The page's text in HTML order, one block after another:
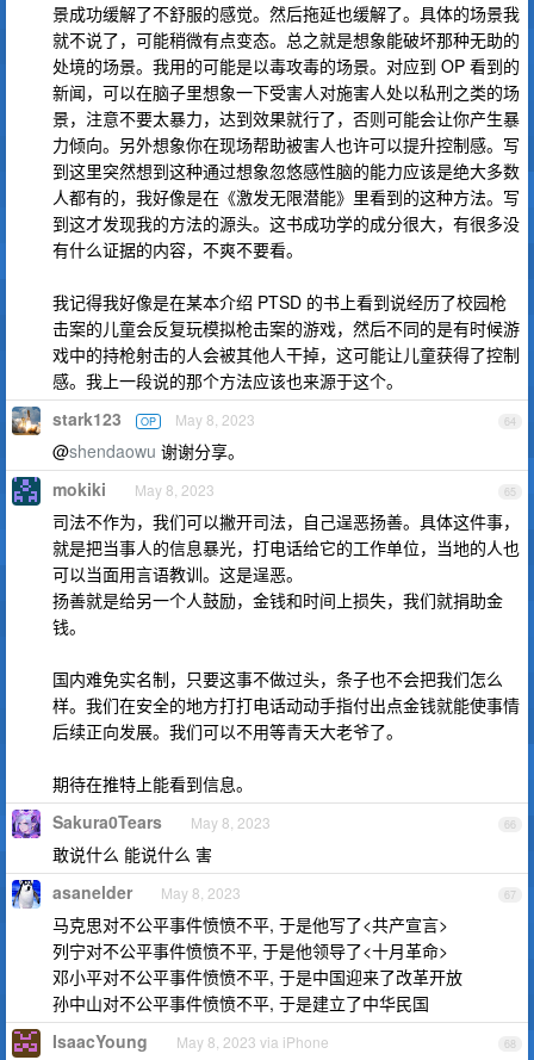
景成功缓解了不舒服的感觉。然后拖延也缓解了。具体的场景我
就不说了，可能稍微有点变态。总之就是想象能破坏那种无助的
处境的场景。我用的可能是以毒攻毒的场景。对应到 OP 看到的
新闻，可以在脑子里想象一下受害人对施害人处以私刑之类的场
景，注意不要太暴力，达到效果就行了，否则可能会让你产生暴
力倾向。另外想象你在现场帮助被害人也许可以提升控制感。写
到这里突然想到这种通过想象忽悠感性脑的能力应该是绝大多数
人都有的，我好像是在《激发无限潜能》里看到的这种方法。写
到这才发现我的方法的源头。这书成功学的成分很大，有很多没
有什么证据的内容，不爽不要看。
我记得我好像是在某本介绍 PTSD 的书上看到说经历了校园枪
击案的儿童会反复玩模拟枪击案的游戏，然后不同的是有时候游
戏中的持枪射击的人会被其他人干掉，这可能让儿童获得了控制
感。我上一段说的那个方法应该也来源于这个。
64
stark123 OP May 8, 2023
@shendaowu 谢谢分享。
65
mokiki May 8, 2023
司法不作为，我们可以撇开司法，自己逞恶扬善。具体这件事，
就是把当事人的信息暴光，打电话给它的工作单位，当地的人也
可以当面用言语教训。这是逞恶。
扬善就是给另一个人鼓励，金钱和时间上损失，我们就捐助金
钱。
国内难免实名制，只要这事不做过头，条子也不会把我们怎么
样。我们在安全的地方打打电话动动手指付出点金钱就能使事情
后续正向发展。我们可以不用等青天大老爷了。
期待在推特上能看到信息。
66
Sakura0Tears May 8, 2023
敢说什么 能说什么 害
67
asanelder May 8, 2023
马克思对不公平事件愤愤不平, 于是他写了<共产宣言>
列宁对不公平事件愤愤不平, 于是他领导了<十月革命>
邓小平对不公平事件愤愤不平, 于是中国迎来了改革开放
孙中山对不公平事件愤愤不平, 于是建立了中华民国
68
IsaacYoung May 8, 2023 via iPhone